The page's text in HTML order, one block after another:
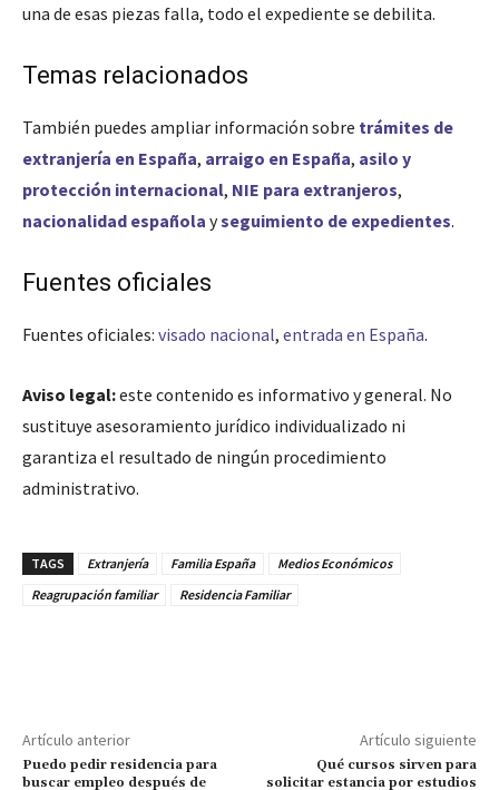
una de esas piezas falla, todo el expediente se debilita.
Temas relacionados
También puedes ampliar información sobre trámites de
extranjería en España, arraigo en España, asilo y
protección internacional, NIE para extranjeros,
nacionalidad española yseguimiento de expedientes.
Fuentes oficiales
Fuentes oficiales: visado nacional, entrada en España.
Aviso legal:este contenido es informativo y general. No
sustituye asesoramiento jurídico individualizado ni
garantiza el resultado de ningún procedimiento
administrativo.
TAGS Extranjería Familia España
Medios Económicos
Reagrupación familiar
Residencia Familiar
Artículo anterior
Puedo pedir residencia para
buscar empleo después de
Artículo siguiente
Qué cursos sirven para
solicitar estancia por estudios